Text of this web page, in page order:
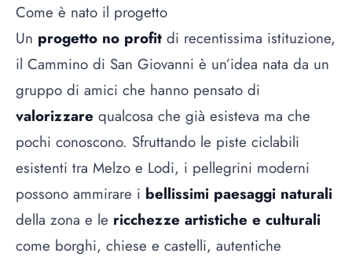
Come è nato il progetto
Un progetto no profit di recentissima istituzione,
il Cammino di San Giovanni è un’idea nata da un
gruppo di amici che hanno pensato di
valorizzare qualcosa che già esisteva ma che
pochi conoscono. Sfruttando le piste ciclabili
esistenti tra Melzo e Lodi, i pellegrini moderni
possono ammirare i bellissimi paesaggi naturali
della zona e le ricchezze artistiche e culturali
come borghi, chiese e castelli, autentiche